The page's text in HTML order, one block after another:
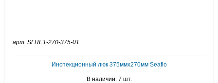
арт: SFRE1-270-375-01
Инспекционный люк 375ммх270мм Seaflo
В наличии: 7 шт.